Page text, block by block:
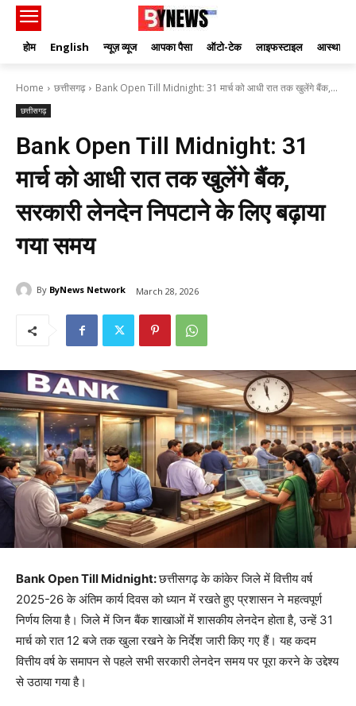
होम English न्यूज़ व्यूज आपका पैसा ऑटो-टेक लाइफस्टाइल आस्था
Home छत्तीसगढ़ Bank Open Till Midnight: 31 मार्च को आधी रात तक खुलेंगे बैंक,...
छत्तीसगढ़
Bank Open Till Midnight: 31
मार्च को आधी रात तक खुलेंगे बैंक,
सरकारी लेनदेन निपटाने के लिए बढ़ाया
गया समय
By ByNews Network March 28, 2026
Bank Open Till Midnight:छत्तीसगढ़ के कांकेर जिले में वित्तीय वर्ष
2025-26 के अंतिम कार्य दिवस को ध्यान में रखते हुए प्रशासन ने महत्वपूर्ण
निर्णय लिया है। जिले में जिन बैंक शाखाओं में शासकीय लेनदेन होता है, उन्हें 31
मार्च को रात 12 बजे तक खुला रखने के निर्देश जारी किए गए हैं। यह कदम
वित्तीय वर्ष के समापन से पहले सभी सरकारी लेनदेन समय पर पूरा करने के उद्देश्य
से उठाया गया है।